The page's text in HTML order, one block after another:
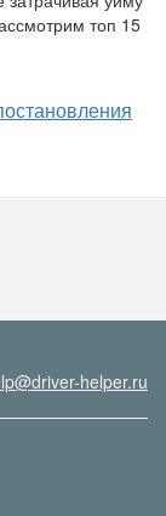
топ 15
helper.ru